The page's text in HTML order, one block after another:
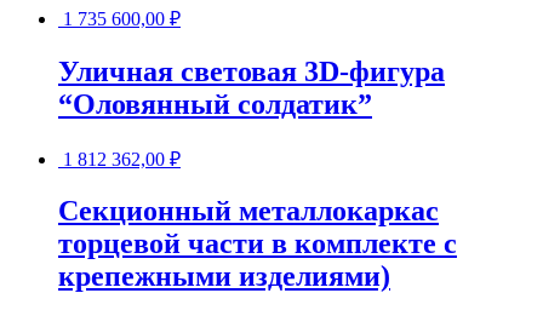
1 735 600,00 ₽
Уличная световая 3D-фигура
“Оловянный солдатик”
1 812 362,00 ₽
Секционный металлокаркас
торцевой части в комплекте с
крепежными изделиями)